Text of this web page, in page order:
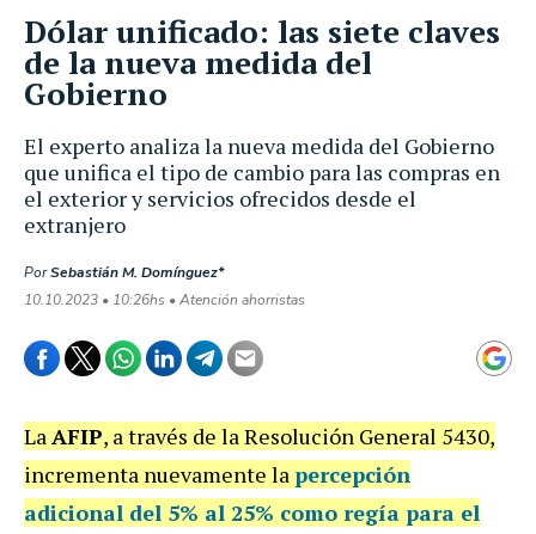
El experto analiza la nueva medida del Gobierno
que unifica el tipo de cambio para las compras en
el exterior y servicios ofrecidos desde el
extranjero
PorSebastián M. Domínguez*
10.10.2023 • 10:26hs • Atención ahorristas
Dólar unificado: las siete claves
de la nueva medida del
Gobierno
LaAFIP, a través de la Resolución General 5430,
incrementa nuevamente lapercepción
adicional del 5% al 25% como regía para el